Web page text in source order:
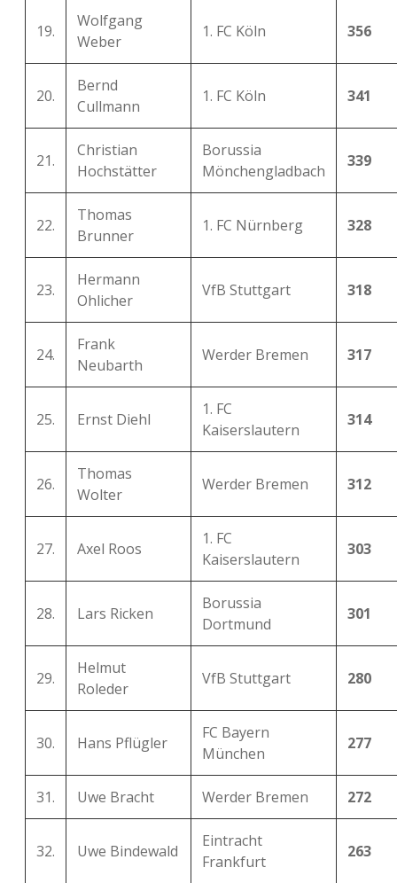
19.
Wolfgang
Weber
1. FC Köln 356
20.
Bernd
Cullmann
1. FC Köln 341
21.
Christian
Hochstätter
Borussia
Mönchengladbach
339
22.
Thomas
Brunner
1. FC Nürnberg 328
23.
Hermann
Ohlicher
VfB Stuttgart 318
24.
Frank
Neubarth
Werder Bremen 317
25. Ernst Diehl
1. FC
Kaiserslautern
314
26.
Thomas
Wolter
Werder Bremen 312
27. Axel Roos
1. FC
Kaiserslautern
303
28. Lars Ricken
Borussia
Dortmund
301
29.
Helmut
Roleder
VfB Stuttgart 280
30. Hans Pflügler
FC Bayern
München
277
31. Uwe Bracht Werder Bremen 272
32. Uwe Bindewald
Eintracht
Frankfurt
263